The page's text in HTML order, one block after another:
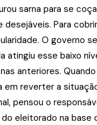
sarna para se
Para
O
atingiu esse baixo
anteriores.
em reverter a
pensou o
eleitorado na base